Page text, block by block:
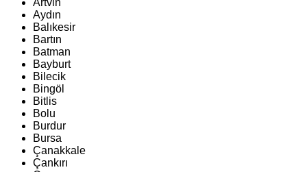
Artvin
Aydın
Balıkesir
Bartın
Batman
Bayburt
Bilecik
Bingöl
Bitlis
Bolu
Burdur
Bursa
Çanakkale
Çankırı